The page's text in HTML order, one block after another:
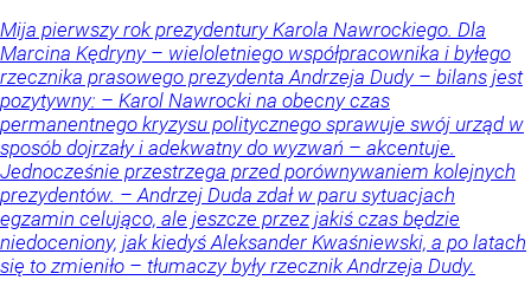
Mija pierwszy rok prezydentury Karola Nawrockiego. Dla
Marcina Kędryny – wieloletniego współpracownika i byłego
rzecznika prasowego prezydenta Andrzeja Dudy – bilans jest
pozytywny: – Karol Nawrocki na obecny czas
permanentnego kryzysu politycznego sprawuje swój urząd w
sposób dojrzały i adekwatny do wyzwań – akcentuje.
Jednocześnie przestrzega przed porównywaniem kolejnych
prezydentów. – Andrzej Duda zdał w paru sytuacjach
egzamin celująco, ale jeszcze przez jakiś czas będzie
niedoceniony, jak kiedyś Aleksander Kwaśniewski, a po latach
się to zmieniło – tłumaczy były rzecznik Andrzeja Dudy.